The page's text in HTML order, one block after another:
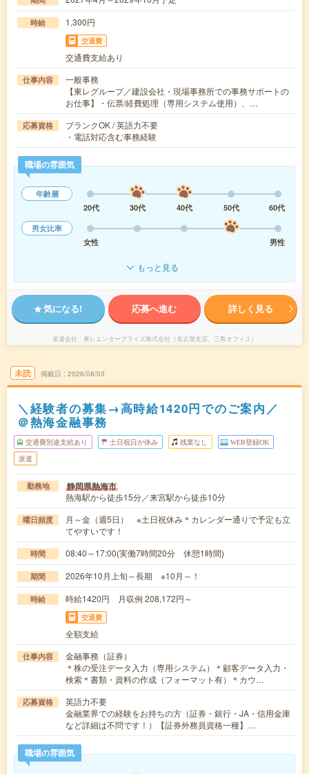
時給 1,300円
交通費
交通費支給あり
仕事内容
一般事務
【東レグループ／建設会社・現場事務所での事務サポートの
お仕事】・伝票/経費処理（専用システム使用）、…
応募資格
ブランクOK / 英語力不要
・電話対応含む事務経験
職場の雰囲気
年齢層
20代
30代 40代 50代
60代
男女比率
女性
男性
もっと見る
気になる! 応募へ進む 詳しく見る
派遣会社 東レエンタープライズ株式会社（名古屋支店、三島オフィス）
未読 掲載日 2026/08/03
＼経験者の募集→高時給1420円でのご案内／
＠熱海金融事務
交通費別途支給あり 土日祝日が休み 残業なし WEB登録OK
派遣
勤務地 静岡県熱海市
熱海駅から徒歩15分／来宮駅から徒歩10分
曜日頻度
月～金（週5日） ※土日祝休み＊カレンダー通りで予定も立
てやすいです！
時間 08:40～17:00(実働7時間20分 休憩1時間)
期間 2026年10月上旬～長期 ※10月～！
時給 時給1420円 月収例 208,172円～
交通費
全額支給
仕事内容
金融事務（証券）
＊株の受注データ入力（専用システム）＊顧客データ入力・
検索＊書類・資料の作成（フォーマット有）＊カウ…
応募資格
英語力不要
金融業界での経験をお持ちの方（証券・銀行・JA・信用金庫
など詳細は不問です！）【証券外務員資格一種】…
職場の雰囲気